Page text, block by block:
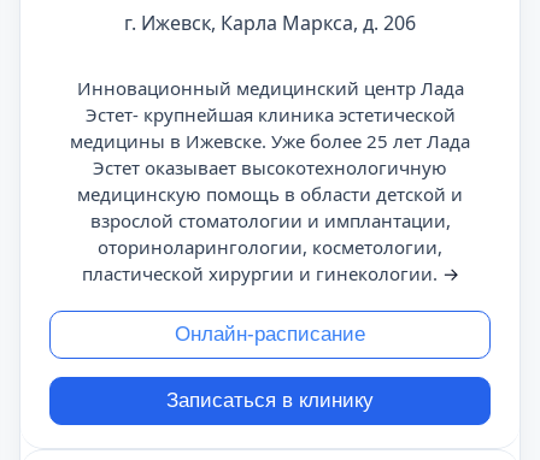
г. Ижевск, Карла Маркса, д. 206
Инновационный медицинский центр Лада
Эстет- крупнейшая клиника эстетической
медицины в Ижевске. Уже более 25 лет Лада
Эстет оказывает высокотехнологичную
медицинскую помощь в области детской и
взрослой стоматологии и имплантации,
оториноларингологии, косметологии,
пластической хирургии и гинекологии. →
Онлайн-расписание
Записаться в клинику